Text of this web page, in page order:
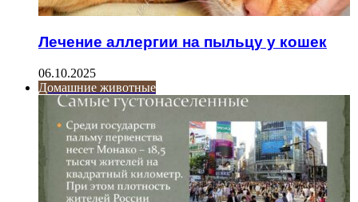
Лечение аллергии на пыльцу у кошек
06.10.2025
Домашние животные